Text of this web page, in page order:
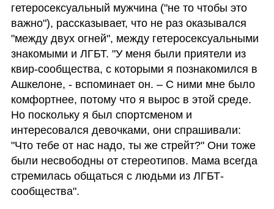
гетеросексуальный мужчина ("не то чтобы это
важно"), рассказывает, что не раз оказывался
"между двух огней", между гетеросексуальными
знакомыми и ЛГБТ. "У меня были приятели из
квир-сообщества, с которыми я познакомился в
Ашкелоне, - вспоминает он. – С ними мне было
комфортнее, потому что я вырос в этой среде.
Но поскольку я был спортсменом и
интересовался девочками, они спрашивали:
"Что тебе от нас надо, ты же стрейт?" Они тоже
были несвободны от стереотипов. Мама всегда
стремилась общаться с людьми из ЛГБТ-
сообщества".